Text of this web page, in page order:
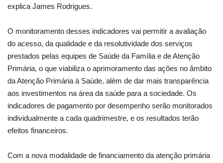
explica James Rodrigues.
O monitoramento desses indicadores vai permitir a avaliação
do acesso, da qualidade e da resolutividade dos serviços
prestados pelas equipes de Saúde da Família e de Atenção
Primária, o que viabiliza o aprimoramento das ações no âmbito
da Atenção Primária à Saúde, além de dar mais transparência
aos investimentos na área da saúde para a sociedade. Os
indicadores de pagamento por desempenho serão monitorados
individualmente a cada quadrimestre, e os resultados terão
efeitos financeiros.
Com a nova modalidade de financiamento da atenção primária